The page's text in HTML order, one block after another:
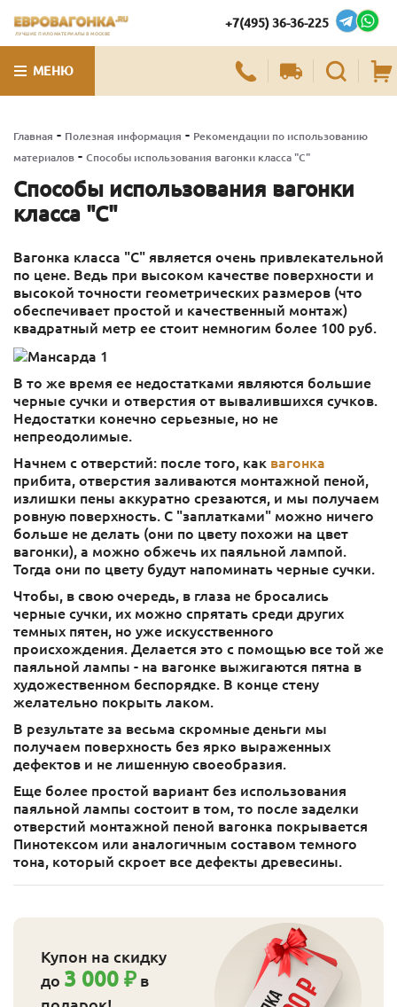
ЛУЧШИЕ ПИЛОМАТЕРИАЛЫ В МОСКВЕ
+7(495) 36-36-225
МЕНЮ
Главная - Полезная информация - Рекомендации по использованию
материалов - Способы использования вагонки класса "С"
Способы использования вагонки
класса "С"
Вагонка класса "С" является очень привлекательной
по цене. Ведь при высоком качестве поверхности и
высокой точности геометрических размеров (что
обеспечивает простой и качественный монтаж)
квадратный метр ее стоит немногим более 100 руб.
В то же время ее недостатками являются большие
черные сучки и отверстия от вывалившихся сучков.
Недостатки конечно серьезные, но не
непреодолимые.
Начнем с отверстий: после того, как вагонка
прибита, отверстия заливаются монтажной пеной,
излишки пены аккуратно срезаются, и мы получаем
ровную поверхность. С "заплатками" можно ничего
больше не делать (они по цвету похожи на цвет
вагонки), а можно обжечь их паяльной лампой.
Тогда они по цвету будут напоминать черные сучки.
Чтобы, в свою очередь, в глаза не бросались
черные сучки, их можно спрятать среди других
темных пятен, но уже искусственного
происхождения. Делается это с помощью все той же
паяльной лампы - на вагонке выжигаются пятна в
художественном беспорядке. В конце стену
желательно покрыть лаком.
В результате за весьма скромные деньги мы
получаем поверхность без ярко выраженных
дефектов и не лишенную своеобразия.
Еще более простой вариант без использования
паяльной лампы состоит в том, то после заделки
отверстий монтажной пеной вагонка покрывается
Пинотексом или аналогичным составом темного
тона, который скроет все дефекты древесины.
Купон на скидку
до 3 000 ₽ в